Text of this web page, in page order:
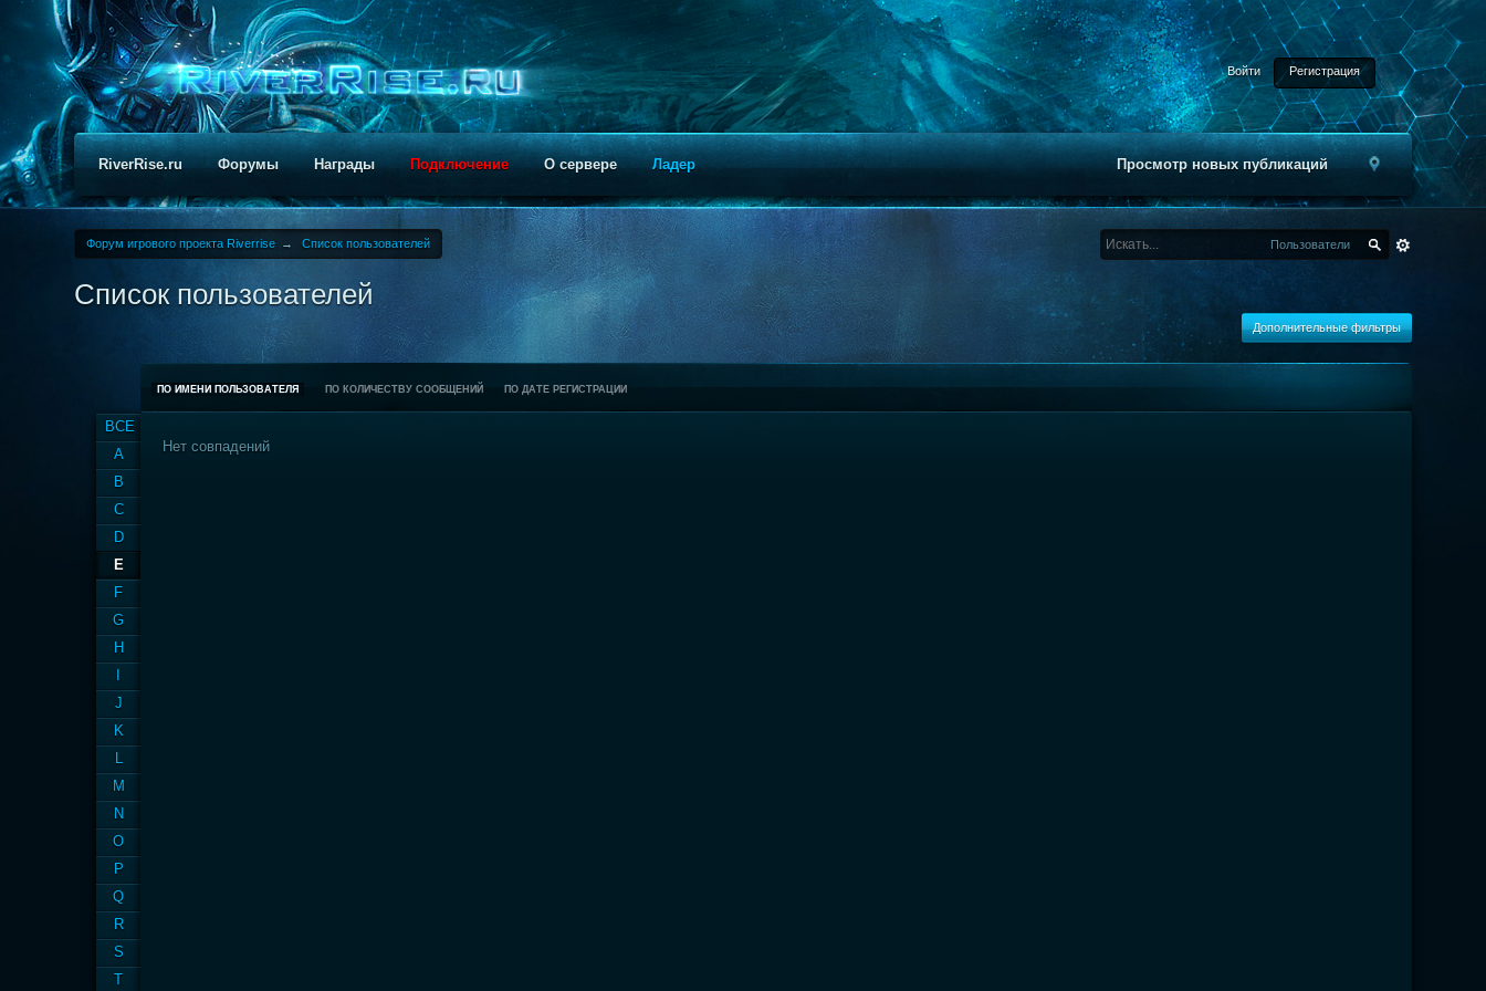
Войти Регистрация
Просмотр новых публикаций
RiverRise.ru Форумы Награды Подключение О сервере Ладер
Форум игрового проекта Riverrise → Список пользователей Пользователи
Список пользователей
Дополнительные фильтры
ВСЕ
A
B
C
D
E
F
G
H
J
K
L
M
N
O
P
Q
R
S
T
ПО ИМЕНИ ПОЛЬЗОВАТЕЛЯ ПО КОЛИЧЕСТВУ СООБЩЕНИЙ ПО ДАТЕ РЕГИСТРАЦИИ
Нет совпадений